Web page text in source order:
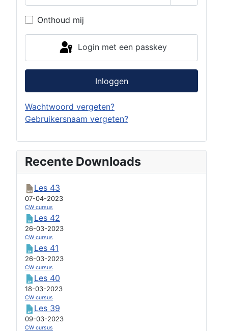
Toon
Onthoud mij
Login met een passkey
Inloggen
Wachtwoord vergeten?
Gebruikersnaam vergeten?
Recente Downloads
Les 43
07-04-2023
CW cursus
Les 42
26-03-2023
CW cursus
Les 41
26-03-2023
CW cursus
Les 40
18-03-2023
CW cursus
Les 39
09-03-2023
CW cursus